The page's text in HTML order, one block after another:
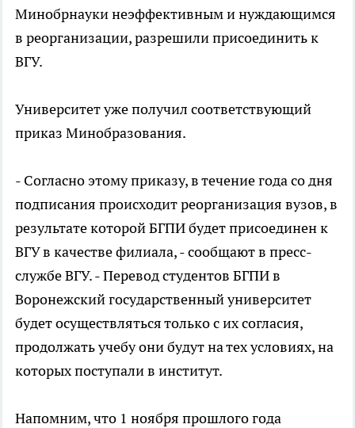
Минобрнауки неэффективным и нуждающимся
в реорганизации, разрешили присоединить к
ВГУ.
Университет уже получил соответствующий
приказ Минобразования.
- Согласно этому приказу, в течение года со дня
подписания происходит реорганизация вузов, в
результате которой БГПИ будет присоединен к
ВГУ в качестве филиала, - сообщают в пресс-
службе ВГУ. - Перевод студентов БГПИ в
Воронежский государственный университет
будет осуществляться только с их согласия,
продолжать учебу они будут на тех условиях, на
которых поступали в институт.
Напомним, что 1 ноября прошлого года